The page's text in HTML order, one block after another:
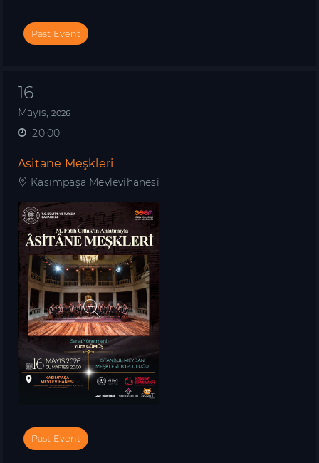
Past Event
16
Mayıs,2026
20:00
Asitane Meşkleri
Kasımpaşa Mevlevihanesi
Past Event